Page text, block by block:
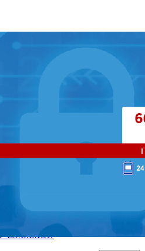
Verileri Koruma
Webinar (Canlı
watch?